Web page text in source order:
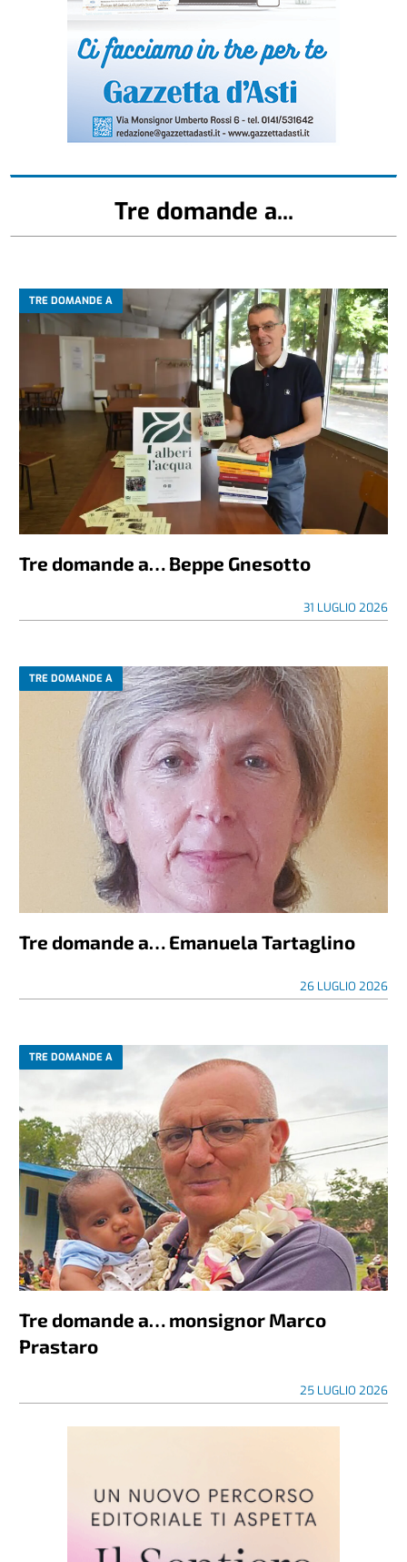
Tre domande a...
TRE DOMANDE A
Tre domande a… Beppe Gnesotto
31 LUGLIO 2026
TRE DOMANDE A
Tre domande a… Emanuela Tartaglino
26 LUGLIO 2026
TRE DOMANDE A
Tre domande a… monsignor Marco
Prastaro
25 LUGLIO 2026